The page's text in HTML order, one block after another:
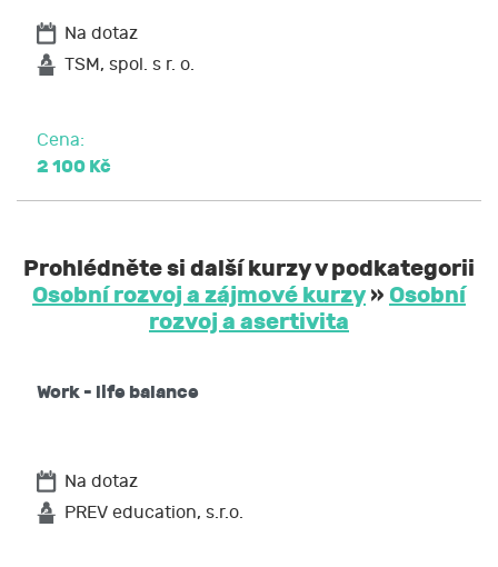
Na dotaz
TSM, spol. s r. o.
Cena:
2 100 Kč
Prohlédněte si další kurzy v podkategorii
Osobní rozvoj a zájmové kurzy » Osobní
rozvoj a asertivita
Work - life balance
Na dotaz
PREV education, s.r.o.